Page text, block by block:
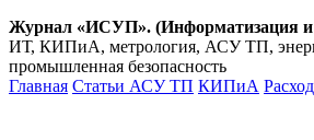
Журнал «ИСУП». (Информатизация
ИТ, КИПиА, метрология, АСУ ТП,
промышленная безопасность
Главная Статьи АСУ ТП КИПиА